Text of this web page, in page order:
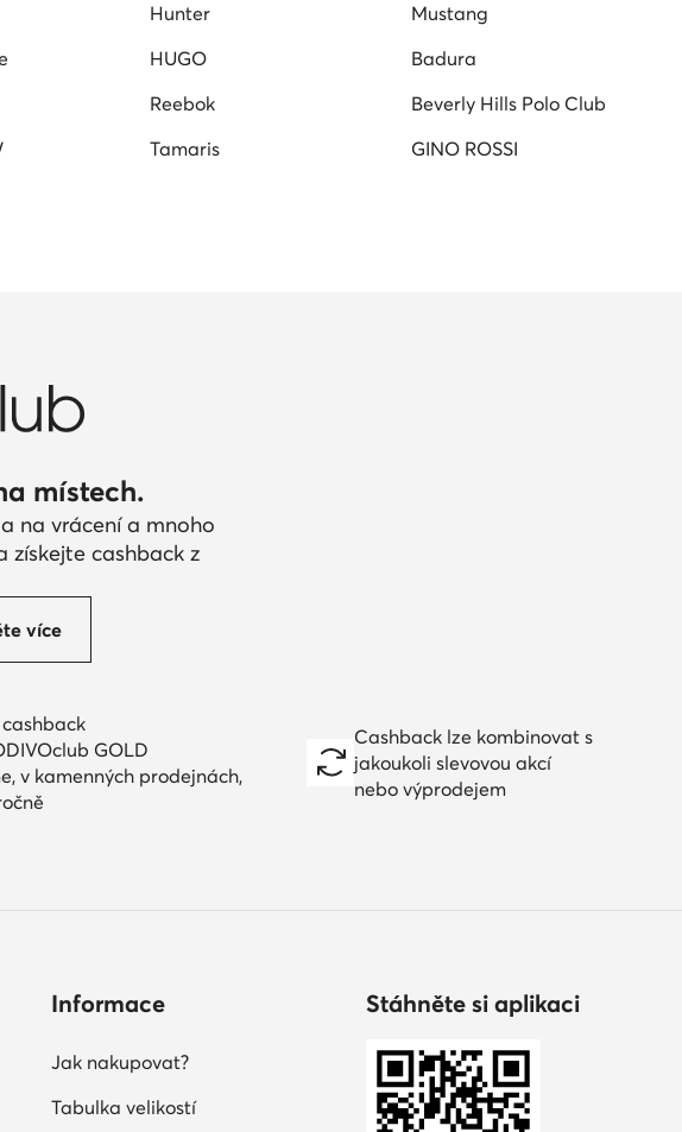
Hunter
Mustang
HUGO
Badura
Reebok
Beverly Hills Polo Club
Tamaris
GINO ROSSI
místech.
na vrácení a mnoho
získejte cashback z
více
GOLD
v kamenných prodejnách,
Cashback lze kombinovat s
jakoukoli slevovou akcí
nebo výprodejem
Informace
Jak nakupovat?
Tabulka velikostí
Stáhněte si aplikaci